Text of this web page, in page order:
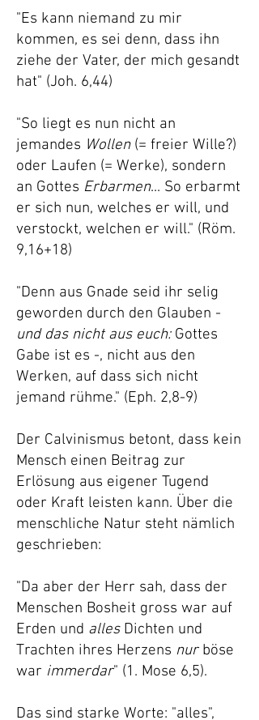
"Es kann niemand zu mir
kommen, es sei denn, dass ihn
ziehe der Vater, der mich gesandt
hat" (Joh. 6,44)
"So liegt es nun nicht an
jemandes Wollen(= freier Wille?)
oder Laufen (= Werke), sondern
an Gottes Erbarmen... So erbarmt
er sich nun, welches er will, und
verstockt, welchen er will." (Röm.
9,16+18)
"Denn aus Gnade seid ihr selig
geworden durch den Glauben -
und das nicht aus euch:Gottes
Gabe ist es -, nicht aus den
Werken, auf dass sich nicht
jemand rühme." (Eph. 2,8-9)
Der Calvinismus betont, dass kein
Mensch einen Beitrag zur
Erlösung aus eigener Tugend
oder Kraft leisten kann. Über die
menschliche Natur steht nämlich
geschrieben:
"Da aber der Herr sah, dass der
Menschen Bosheit gross war auf
Erden und allesDichten und
Trachten ihres Herzens nurböse
war immerdar" (1. Mose 6,5).
Das sind starke Worte: "alles",